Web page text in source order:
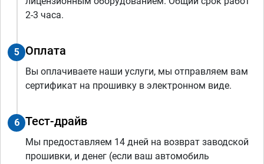
2-3 часа.
5 Оплата
Вы оплачиваете наши услуги, мы отправляем вам
сертификат на прошивку в электронном виде.
6 Тест-драйв
Мы предоставляем 14 дней на возврат заводской
прошивки, и денег (если ваш автомобиль